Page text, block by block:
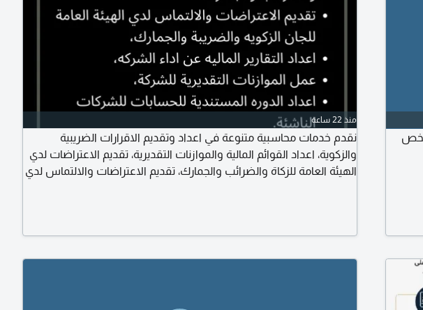
يخص
منذ 22 ساعة
نقدم خدمات محاسبية متنوعة في اعداد وتقديم الاقرارات الضريبية
والزكوية، اعداد القوائم المالية والموازنات التقديرية، تقديم الاعتراضات لدي
الهيئة العامة للزكاة والضرائب والجمارك، تقديم الاعتراضات والالتماس لدي